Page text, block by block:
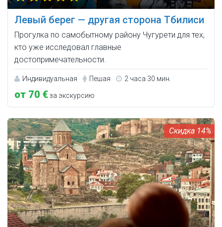
Левый берег — другая сторона Тбилиси
Прогулка по самобытному району Чугурети для тех,
кто уже исследовал главные
достопримечательности.
Индивидуальная Пешая 2 часа 30 мин.
от 70 €за экскурсию
14%